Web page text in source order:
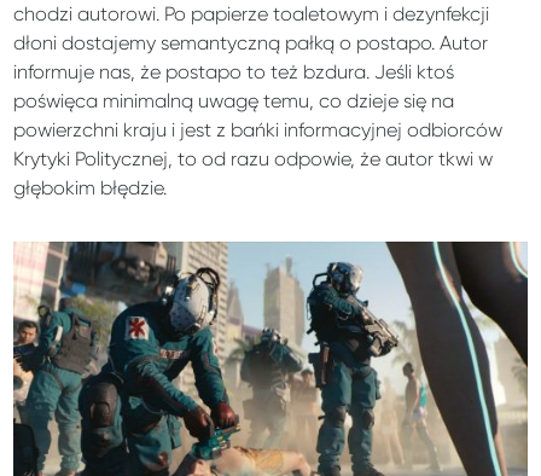
chodzi autorowi. Po papierze toaletowym i dezynfekcji
dłoni dostajemy semantyczną pałką o postapo. Autor
informuje nas, że postapo to też bzdura. Jeśli ktoś
poświęca minimalną uwagę temu, co dzieje się na
powierzchni kraju i jest z bańki informacyjnej odbiorców
Krytyki Politycznej, to od razu odpowie, że autor tkwi w
głębokim błędzie.